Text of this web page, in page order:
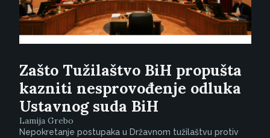
Zašto Tužilaštvo BiH propušta
kazniti nesprovođenje odluka
Ustavnog suda BiH
Lamija Grebo
Nepokretanje postupaka u Državnom tužilaštvu protiv